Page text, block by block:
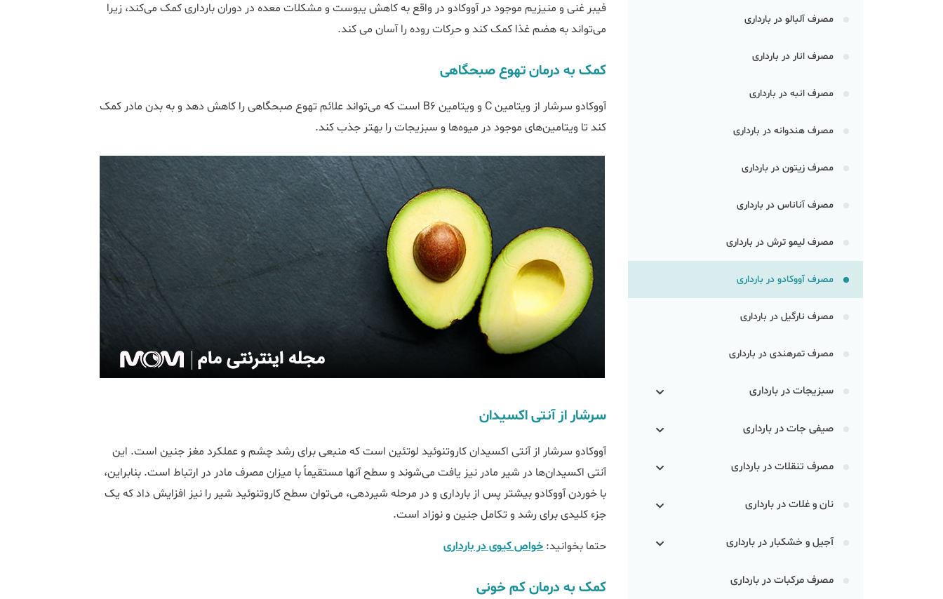
مصرف آلبالو در بارداری
مصرف انار در بارداری
مصرف انبه در بارداری
مصرف هندوانه در بارداری
مصرف زیتون در بارداری
مصرف آناناس در بارداری
مصرف لیمو ترش در بارداری
مصرف آووکادو در بارداری
مصرف نارگیل در بارداری
مصرف تمرهندی در بارداری
سبزیجات در بارداری
صیفی جات در بارداری
مصرف تنقلات در بارداری
نان و غلات در بارداری
آجیل و خشکبار در بارداری
مصرف مرکبات در بارداری
فیبر غنی و منیزیم موجود در آووکادو در واقع به کاهش یبوست و مشکلات معده در دوران بارداری کمک می‌کند، زیرا
می‌تواند به هضم غذا کمک کند و حرکات روده را آسان می کند.
کمک به درمان تهوع صبحگاهی
آووکادو سرشار از ویتامین C و ویتامین B6 است که می‌تواند علائم تهوع صبحگاهی را کاهش دهد و به بدن مادر کمک
کند تا ویتامین‌های موجود در میوه‌ها و سبزیجات را بهتر جذب کند.
سرشار از آنتی اکسیدان
آووکادو سرشار از آنتی اکسیدان کاروتنوئید لوتئین است که منبعی برای رشد چشم و عملکرد مغز جنین است. این
آنتی اکسیدان‌ها در شیر مادر نیز یافت می‌شوند و سطح آنها مستقیماً با میزان مصرف مادر در ارتباط است. بنابراین،
با خوردن آووکادو بیشتر پس از بارداری و در مرحله شیردهی، می‌توان سطح کاروتنوئید شیر را نیز افزایش داد که یک
جزء کلیدی برای رشد و تکامل جنین و نوزاد است.
حتما بخوانید:خواص کیوی در بارداری
کمک به درمان کم خونی